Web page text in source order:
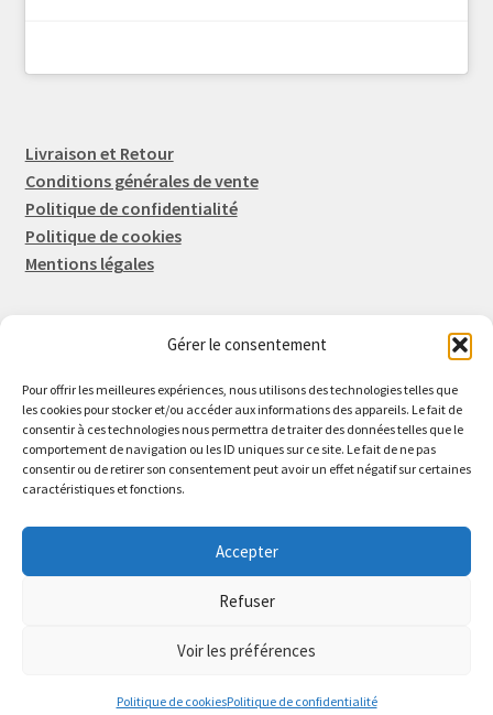
Gérer le consentement
Pour offrir les meilleures expériences, nous utilisons des technologies telles que
les cookies pour stocker et/ou accéder aux informations des appareils. Le fait de
consentir à ces technologies nous permettra de traiter des données telles que le
comportement de navigation ou les ID uniques sur ce site. Le fait de ne pas
consentir ou de retirer son consentement peut avoir un effet négatif sur certaines
caractéristiques et fonctions.
Accepter
Refuser
Voir les préférences
Politique de cookiesPolitique de confidentialité
Livraison et Retour
Conditions générales de vente
Politique de confidentialité
Politique de cookies
Mentions légales
Eric FORTIER EI
16 Rue de l'Espérance
14600 Honfleur
02 61 82 01 89